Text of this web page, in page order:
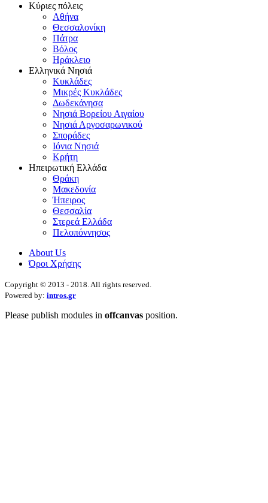
Κύριες πόλεις
Αθήνα
Θεσσαλονίκη
Πάτρα
Βόλος
Ηράκλειο
Ελληνικά Νησιά
Κυκλάδες
Μικρές Κυκλάδες
Δωδεκάνησα
Νησιά Βορείου Αιγαίου
Νησιά Αργοσαρωνικού
Σποράδες
Ιόνια Νησιά
Κρήτη
Ηπειρωτική Ελλάδα
Θράκη
Μακεδονία
Ήπειρος
Θεσσαλία
Στερεά Ελλάδα
Πελοπόννησος
About Us
Όροι Χρήσης
Copyright © 2013 - 2018. All rights reserved.
Powered by: intros.gr
Please publish modules in offcanvas position.